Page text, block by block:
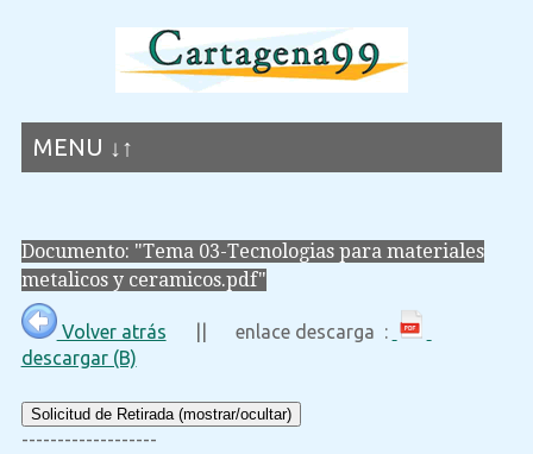
MENU ↓↑
Documento: "Tema 03-Tecnologias para materiales
metalicos y ceramicos.pdf"
Volver atrás || enlace descarga :
descargar (B)
Solicitud de Retirada (mostrar/ocultar)
-------------------